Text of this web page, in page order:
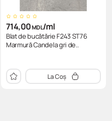
714,00MDL/ml
Blat de bucătărie F243 ST76
Marmură Candela gri de..
La Coș